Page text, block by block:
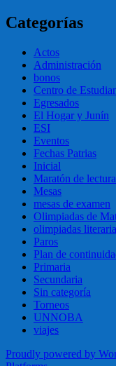
Categorías
Actos
Administración
bonos
Centro de
Egresados
El Hogar y Junín
ESI
Eventos
Fechas Patrias
Inicial
Maratón de lectura
Mesas
mesas de examen
Olimpiadas de
olimpiadas
Paros
Plan de
Primaria
Secundaria
Sin categoría
Torneos
UNNOBA
viajes
Proudly powered by